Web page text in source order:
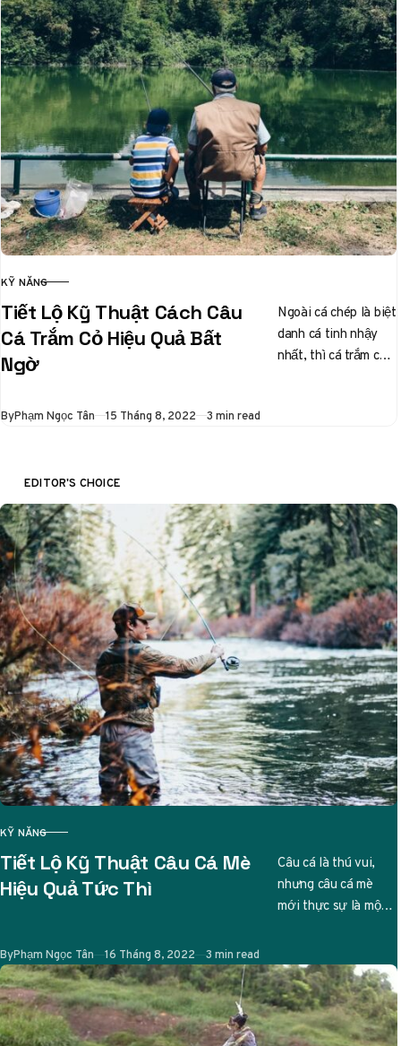
CATEGORY
KỸ NĂNG
Tiết Lộ Kỹ Thuật Cách Câu
Cá Trắm Cỏ Hiệu Quả Bất
Ngờ
Ngoài cá chép là biệt
danh cá tinh nhậy
nhất, thì cá trắm cỏ
ByPhạm Ngọc Tân Published
15 Tháng 8, 2022 3 min read
EDITOR'S CHOICE
CATEGORY
KỸ NĂNG
Tiết Lộ Kỹ Thuật Câu Cá Mè
Hiệu Quả Tức Thì
Câu cá là thú vui,
nhưng câu cá mè
mới thực sự là một
ByPhạm Ngọc Tân Published
16 Tháng 8, 2022 3 min read